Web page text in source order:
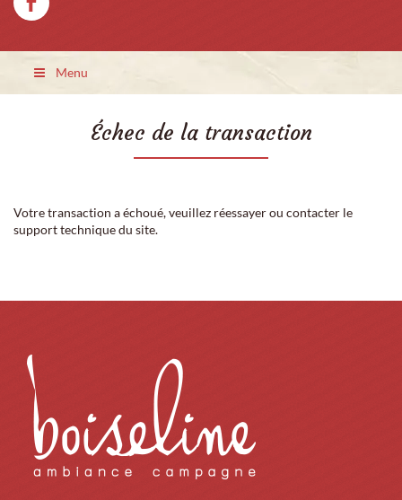
Menu
Échec de la transaction
Votre transaction a échoué, veuillez réessayer ou contacter le
support technique du site.